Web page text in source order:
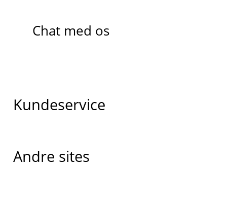
Chat med os
Kundeservice
Andre sites